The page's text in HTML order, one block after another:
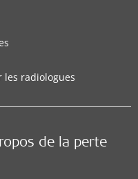
les radiologues
de la perte